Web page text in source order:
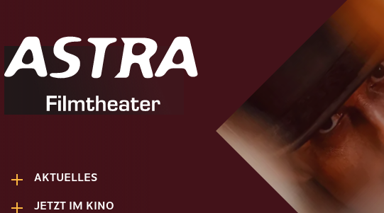
AKTUELLES
JETZT IM KINO